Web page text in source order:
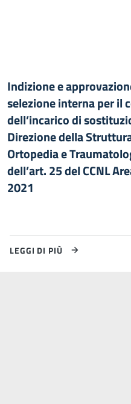
Indizione e
selezione interna per il
dell’incarico di
Direzione della
Ortopedia e
dell’art. 25 del CCNL
2021
LEGGI DI PIÙ